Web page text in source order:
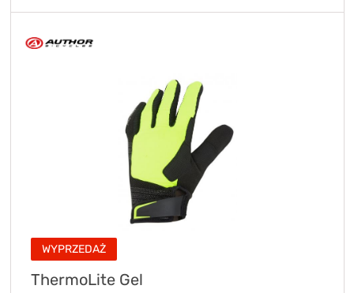
WYPRZEDAŻ
ThermoLite Gel